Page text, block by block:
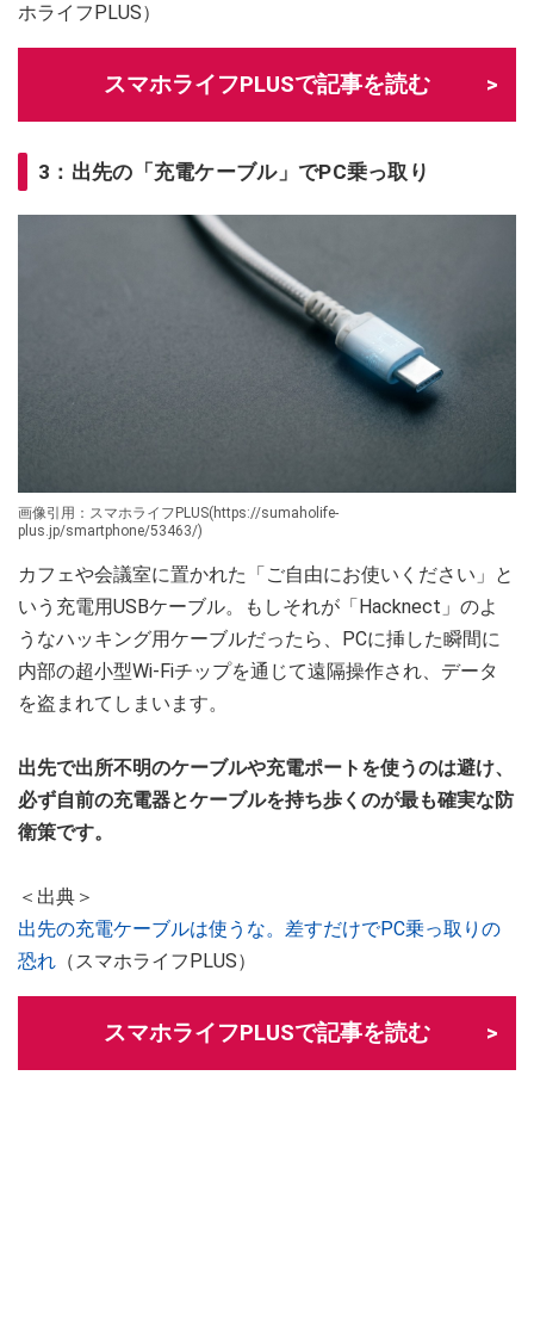
ホライフPLUS）
スマホライフPLUSで記事を読む
3：出先の「充電ケーブル」でPC乗っ取り
画像引用：スマホライフPLUS(https://sumaholife-
plus.jp/smartphone/53463/)
カフェや会議室に置かれた「ご自由にお使いください」と
いう充電用USBケーブル。もしそれが「Hacknect」のよ
うなハッキング用ケーブルだったら、PCに挿した瞬間に
内部の超小型Wi-Fiチップを通じて遠隔操作され、データ
を盗まれてしまいます。
出先で出所不明のケーブルや充電ポートを使うのは避け、
必ず自前の充電器とケーブルを持ち歩くのが最も確実な防
衛策です。
＜出典＞
出先の充電ケーブルは使うな。差すだけでPC乗っ取りの
恐れ （スマホライフPLUS）
スマホライフPLUSで記事を読む